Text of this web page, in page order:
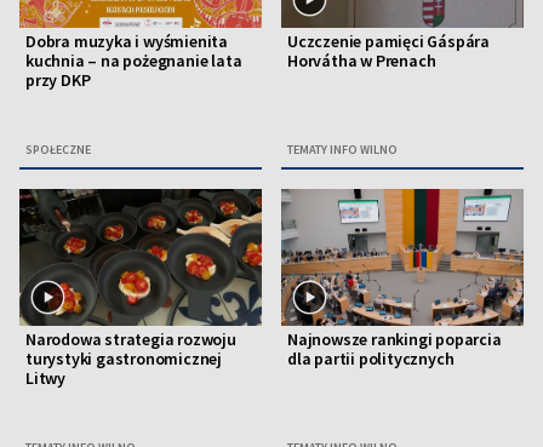
Dobra muzyka i wyśmienita
kuchnia – na pożegnanie lata
przy DKP
SPOŁECZNE
Uczczenie pamięci Gáspára
Horvátha w Prenach
TEMATY INFO WILNO
Narodowa strategia rozwoju
turystyki gastronomicznej
Litwy
Najnowsze rankingi poparcia
dla partii politycznych